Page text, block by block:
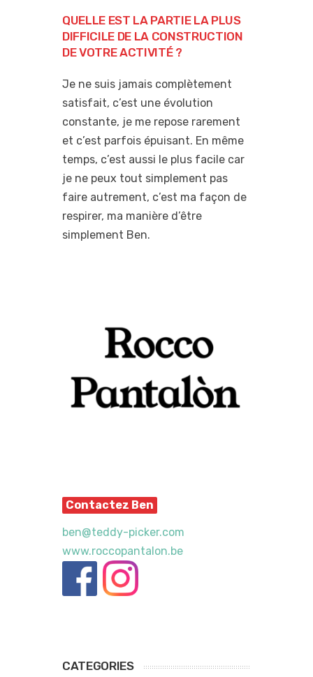
QUELLE EST LA PARTIE LA PLUS
DIFFICILE DE LA CONSTRUCTION
DE VOTRE ACTIVITÉ ?
Je ne suis jamais complètement
satisfait, c’est une évolution
constante, je me repose rarement
et c’est parfois épuisant. En même
temps, c’est aussi le plus facile car
je ne peux tout simplement pas
faire autrement, c’est ma façon de
respirer, ma manière d’être
simplement Ben.
Contactez Ben
ben@teddy-picker.com
www.roccopantalon.be
CATEGORIES